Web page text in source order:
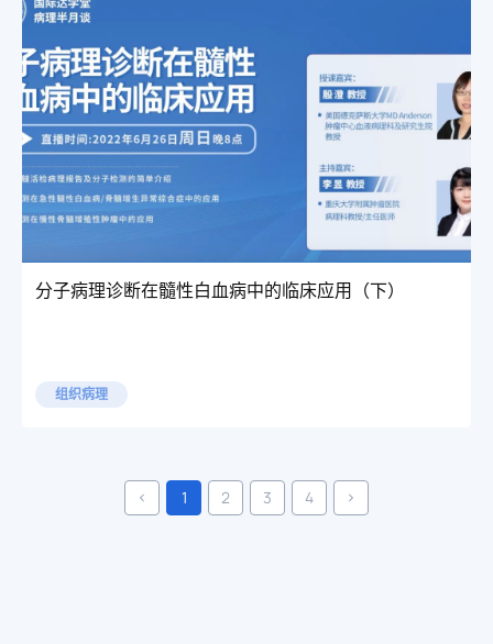
分子病理诊断在髓性白血病中的临床应用（下）
组织病理
1 2 3 4